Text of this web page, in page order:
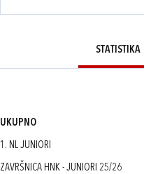
STATISTIKA
UKUPNO
1. NL JUNIORI
ZAVRŠNICA HNK - JUNIORI 25/26